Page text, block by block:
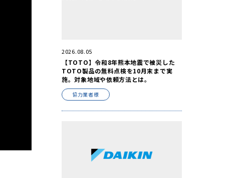
2026.08.05
【TOTO】令和8年熊本地震で被災した
TOTO製品の無料点検を10月末まで実
施。対象地域や依頼方法とは。
協力業者様